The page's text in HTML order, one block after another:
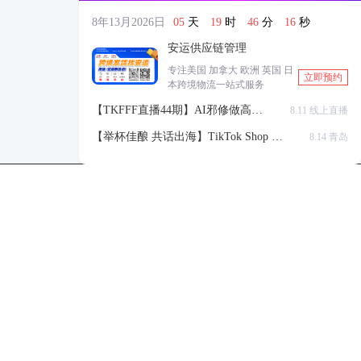
8年13月2026日 05 天 19 时 46 分 15 秒
安运供应链管理
专注美国 加拿大 欧洲 英国 日
本跨境物流一站式服务
立即预约
【TKFFF直播44期】AI邪修做高点
带货视频
8.11 线上直播
【举杯佳酿 共话出海】TikTok Shop 全
8.14 青岛